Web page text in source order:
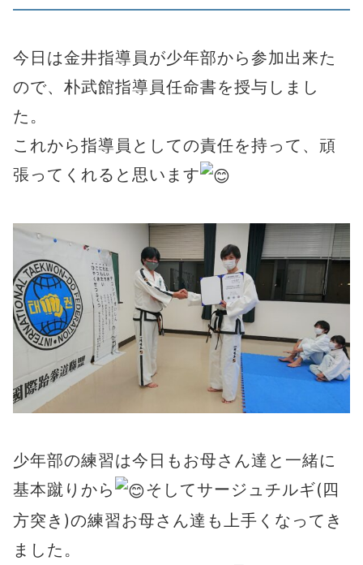
今日は金井指導員が少年部から参加出来た
ので、朴武館指導員任命書を授与しまし
た。
これから指導員としての責任を持って、頑
張ってくれると思います
少年部の練習は今日もお母さん達と一緒に
基本蹴りから
そしてサージュチルギ(四
方突き)の練習お母さん達も上手くなってき
ました。